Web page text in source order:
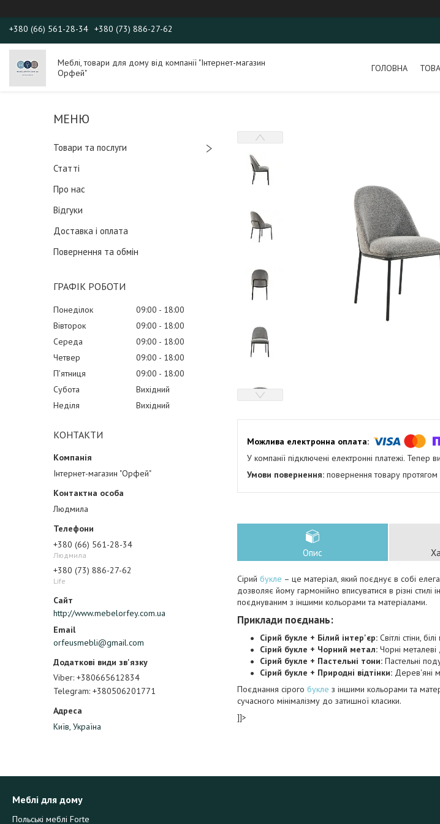
+380 (66) 561-28-34 +380 (73) 886-27-62
Меблі, товари для дому від компанії "Інтернет-магазин
Орфей"
ГОЛОВНА
Товари та послуги
Статті
Про нас
Відгуки
Доставка і оплата
Повернення та обмін
ГРАФІК РОБОТИ
Понеділок 09:00
18:00
Вівторок
09:00
18:00
Середа
09:00
18:00
Четвер
09:00
18:00
Пʼятниця
09:00
18:00
Субота
Вихідний
Неділя
Вихідний
КОНТАКТИ
Інтернет-магазин "Орфей"
Людмила
+380 (66) 561-28-34
Людмила
+380 (73) 886-27-62
Life
http://www.mebelorfey.com.ua
orfeusmebli@gmail.com
Viber +380665612834
Telegram +380506201771
Київ, Україна
У компанії підключені електронні платежі.
повернення товару протягом
Опис
Сірий букле – це матеріал, який поєднує в собі
дозволяє йому гармонійно вписуватися в різні
поєднуваним з іншими кольорами та матеріалами.
Приклади поєднань:
Сірий букле + Білий інтер'єр: Світлі стіни,
Сірий букле + Чорний метал: Чорні металеві
Сірий букле + Пастельні тони: Пастельні
Сірий букле + Природні відтінки: Дерев'яні
Поєднання сірого букле з іншими кольорами та
сучасного мінімалізму до затишної класики.
]]>
Меблі для дому
Польські меблі Forte